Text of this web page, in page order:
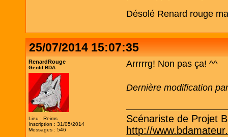
Désolé Renard rouge
25/07/2014 15:07:35
RenardRouge
Gentil BDA
Lieu : Reims
Inscription : 31/05/2014
Messages : 546
Arrrrrg! Non pas ça! ^^
Dernière modification
Scénariste de Projet
http://